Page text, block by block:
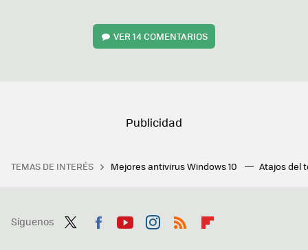
VER14 COMENTARIOS
TEMAS DE INTERÉS Mejores antivirus Windows 10 Atajos del
Síguenos